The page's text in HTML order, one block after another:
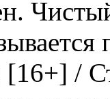
[16+] /